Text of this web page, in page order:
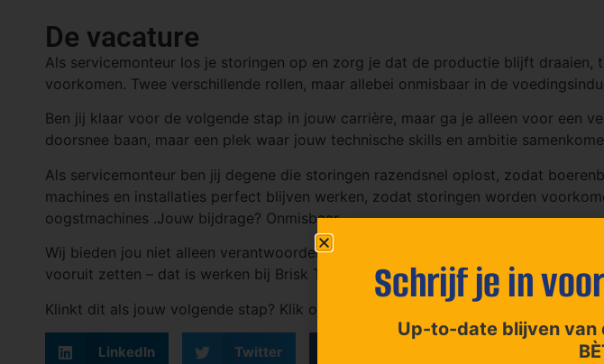
De vacature
Als servicemonteur los je storingen op en zorg je dat de productie blijft
voorkomen. Twee verschillende rollen, maar allebei onmisbaar in de
Ben jij klaar voor de volgende stap in jouw carrière, maar ga je alleen voor een
doorsnee baan, maar een plek waar jouw technische skills en ambitie
Als servicemonteur ben jij degene die storingen razendsnel oplost, zodat
machines en installaties perfect blijven werken, zodat storingen worden
oogstmachines .Jouw bijdrage? Onmisbaar.
Wij bieden jou niet alleen verantwoordelijkheid, maar ook de kans om te
vooruit zetten – dat is werken bij Brisk Techniek. Dit alles doe je in een
Klinkt dit als jouw volgende stap? Klik op de knop ‘past het bij mij’ rechtsonder
LinkedIn Twitter
Schrijf je in
Up-to-date blijven van